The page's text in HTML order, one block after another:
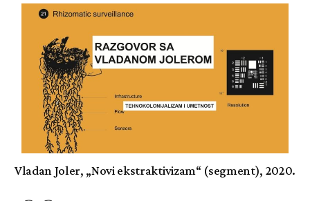
Vladan Joler, „Novi ekstraktivizam“ (segment), 2020.